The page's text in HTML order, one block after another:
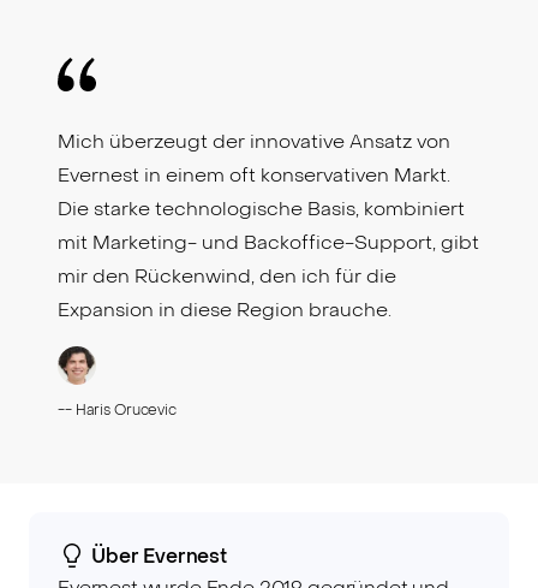
Mich überzeugt der innovative Ansatz von
Evernest in einem oft konservativen Markt.
Die starke technologische Basis, kombiniert
mit Marketing- und Backoffice-Support, gibt
mir den Rückenwind, den ich für die
Expansion in diese Region brauche.
-- Haris Orucevic
Über Evernest